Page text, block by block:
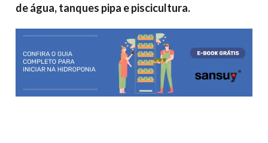
de água, tanques pipa e piscicultura.